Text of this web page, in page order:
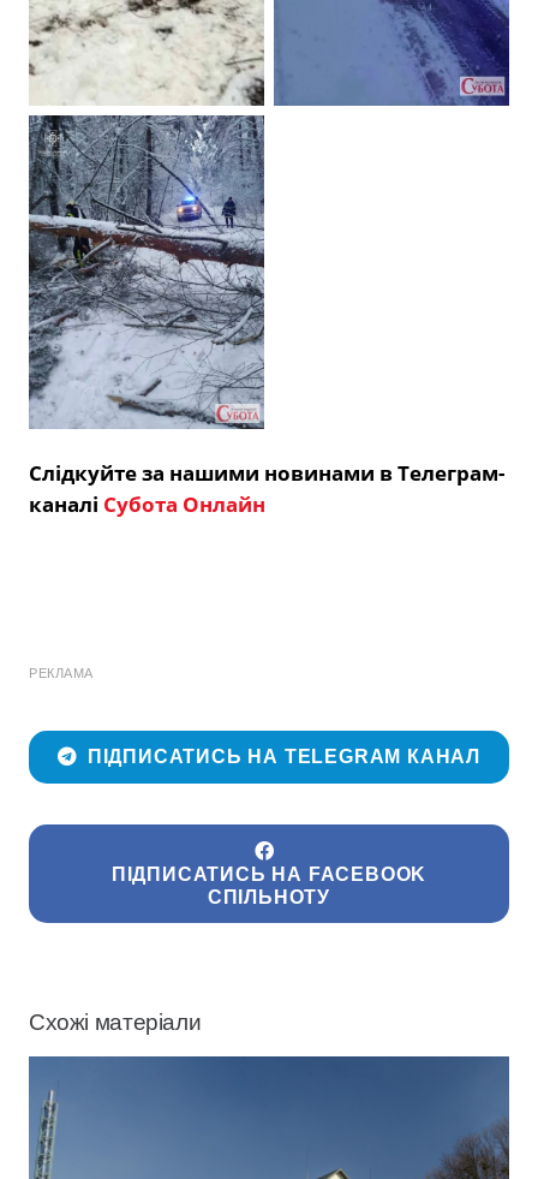
Слідкуйте за нашими новинами в Телеграм-
каналі Субота Онлайн
РЕКЛАМА
ПІДПИСАТИСЬ НА TELEGRAM КАНАЛ
ПІДПИСАТИСЬ НА FACEBOOK
СПІЛЬНОТУ
Схожі матеріали